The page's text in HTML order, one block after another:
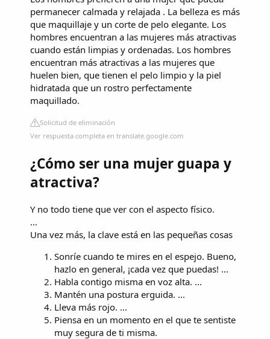
permanecer calmada y relajada . La belleza es más
que maquillaje y un corte de pelo elegante. Los
hombres encuentran a las mujeres más atractivas
cuando están limpias y ordenadas. Los hombres
encuentran más atractivas a las mujeres que
huelen bien, que tienen el pelo limpio y la piel
hidratada que un rostro perfectamente
maquillado.
Solicitud de eliminación
Ver respuesta completa en translate.google.com
¿Cómo ser una mujer guapa y
atractiva?
Y no todo tiene que ver con el aspecto físico.
...
Una vez más, la clave está en las pequeñas cosas
Sonríe cuando te mires en el espejo. Bueno,
hazlo en general, ¡cada vez que puedas! ...
Habla contigo misma en voz alta. ...
Mantén una postura erguida. ...
Lleva más rojo. ...
Piensa en un momento en el que te sentiste
muy segura de ti misma.